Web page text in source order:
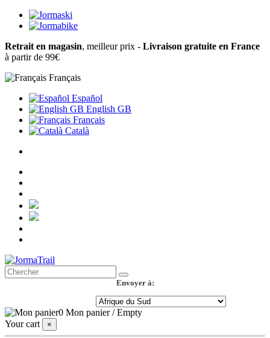
Retrait en magasin, meilleur prix - Livraison gratuite en France
à partir de 99€
Français
Español
English GB
Français
Català
Envoyer à:
0 Mon panier /Empty
Your cart
×